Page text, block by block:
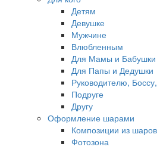
Детям
Девушке
Мужчине
Влюбленным
Для Мамы и Бабушки
Для Папы и Дедушки
Руководителю, Боссу,
Подруге
Другу
Оформление шарами
Композиции из шаров
Фотозона